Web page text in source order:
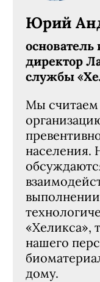
Юрий
директор
службы
Мы считаем
населения.
выполнении
«Хеликса»,
нашего
дому.